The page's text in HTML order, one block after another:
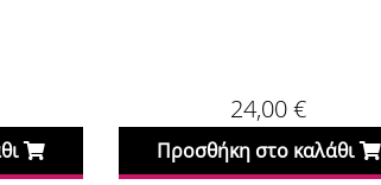
24,00€
Προσθήκη στο καλάθι